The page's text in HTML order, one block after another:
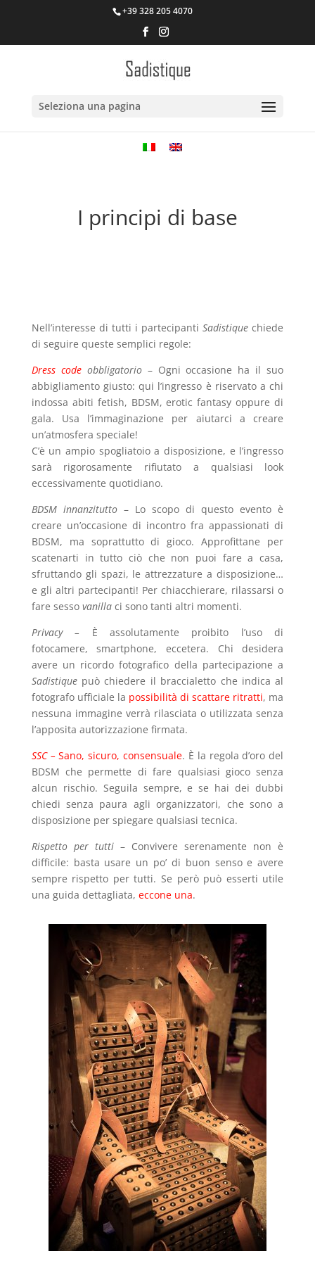
+39 328 205 4070
Seleziona una pagina
I principi di base
Nell’interesse di tutti i partecipantiSadistique chiede
di seguire queste semplici regole:
Dress codeobbligatorio– Ogni occasione ha il suo
abbigliamento giusto: qui l’ingresso è riservato a chi
indossa abiti fetish, BDSM, erotic fantasy oppure di
gala. Usa l’immaginazione per aiutarci a creare
un’atmosfera speciale!
C’è un ampio spogliatoio a disposizione, e l’ingresso
sarà rigorosamente rifiutato a qualsiasi look
eccessivamente quotidiano.
BDSM innanzitutto– Lo scopo di questo evento è
creare un’occasione di incontro fra appassionati di
BDSM, ma soprattutto di gioco. Approfittane per
scatenarti in tutto ciò che non puoi fare a casa,
sfruttando gli spazi, le attrezzature a disposizione…
e gli altri partecipanti! Per chiacchierare, rilassarsi o
fare sesso vanilla ci sono tanti altri momenti.
Privacy – È assolutamente proibito l’uso di
fotocamere, smartphone, eccetera. Chi desidera
avere un ricordo fotografico della partecipazione a
Sadistiquepuò chiedere il braccialetto che indica al
fotografo ufficiale la possibilità di scattare ritratti, ma
nessuna immagine verrà rilasciata o utilizzata senza
l’apposita autorizzazione firmata.
SSC –Sano, sicuro, consensuale. È la regola d’oro del
BDSM che permette di fare qualsiasi gioco senza
alcun rischio. Seguila sempre, e se hai dei dubbi
chiedi senza paura agli organizzatori, che sono a
disposizione per spiegare qualsiasi tecnica.
Rispetto per tutti– Convivere serenamente non è
difficile: basta usare un po’ di buon senso e avere
sempre rispetto per tutti. Se però può esserti utile
una guida dettagliata, eccone una.